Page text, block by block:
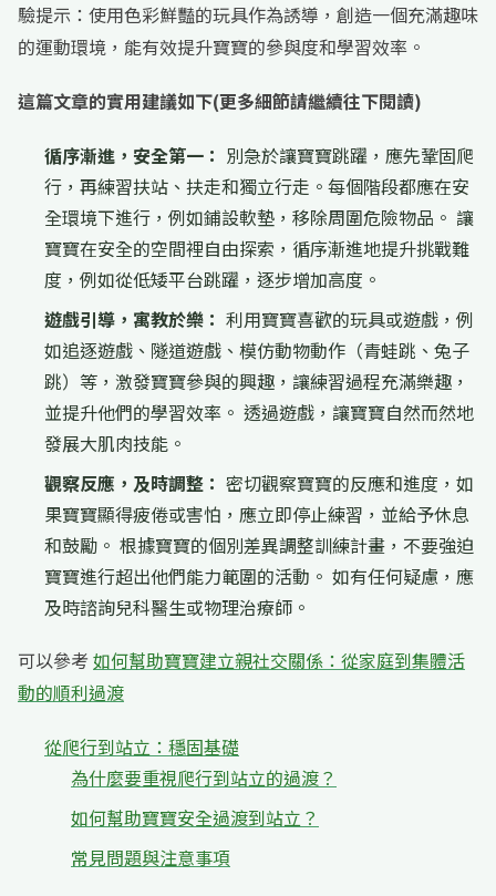
驗提示：使用色彩鮮豔的玩具作為誘導，創造一個充滿趣味
的運動環境，能有效提升寶寶的參與度和學習效率。
這篇文章的實用建議如下(更多細節請繼續往下閱讀)
循序漸進，安全第一： 別急於讓寶寶跳躍，應先鞏固爬
行，再練習扶站、扶走和獨立行走。每個階段都應在安
全環境下進行，例如鋪設軟墊，移除周圍危險物品。 讓
寶寶在安全的空間裡自由探索，循序漸進地提升挑戰難
度，例如從低矮平台跳躍，逐步增加高度。
遊戲引導，寓教於樂： 利用寶寶喜歡的玩具或遊戲，例
如追逐遊戲、隧道遊戲、模仿動物動作（青蛙跳、兔子
跳）等，激發寶寶參與的興趣，讓練習過程充滿樂趣，
並提升他們的學習效率。 透過遊戲，讓寶寶自然而然地
發展大肌肉技能。
觀察反應，及時調整： 密切觀察寶寶的反應和進度，如
果寶寶顯得疲倦或害怕，應立即停止練習，並給予休息
和鼓勵。 根據寶寶的個別差異調整訓練計畫，不要強迫
寶寶進行超出他們能力範圍的活動。 如有任何疑慮，應
及時諮詢兒科醫生或物理治療師。
可以參考如何幫助寶寶建立親社交關係：從家庭到集體活
動的順利過渡
從爬行到站立：穩固基礎
為什麼要重視爬行到站立的過渡？
如何幫助寶寶安全過渡到站立？
常見問題與注意事項